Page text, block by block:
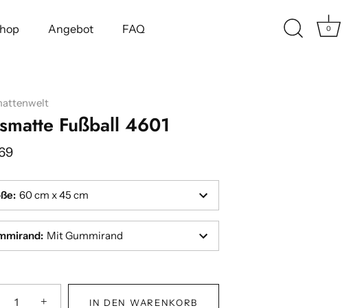
Angebot FAQ 0
Fußball 4601
: 60 cm x 45 cm
: Mit Gummirand
:(cm)
:(cm)
+ IN DEN WARENKORB